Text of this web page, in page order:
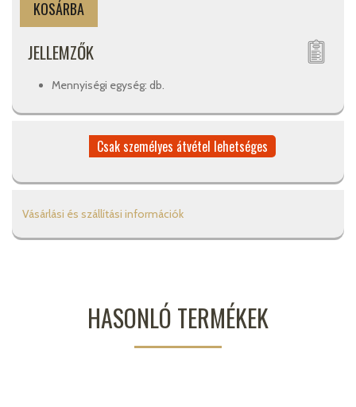
JELLEMZŐK
Mennyiségi egység: db.
Csak személyes átvétel lehetséges
Vásárlási és szállítási információk
HASONLÓ TERMÉKEK